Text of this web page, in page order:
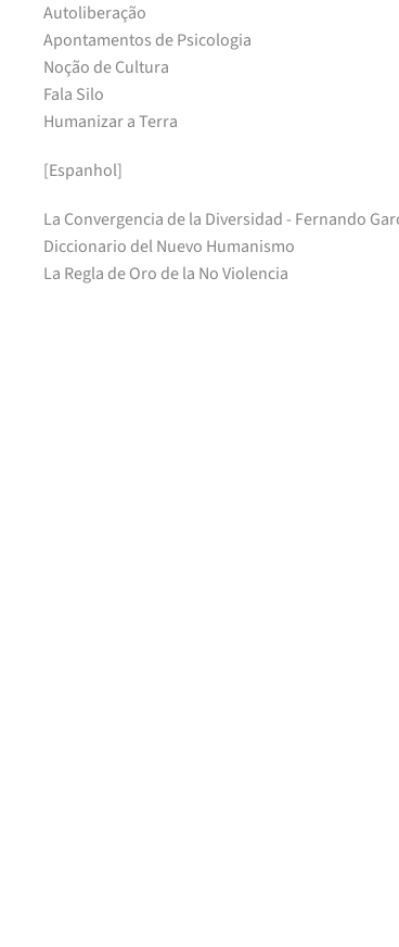
Autoliberação
Apontamentos de Psicologia
Noção de Cultura
Fala Silo
Humanizar a Terra
[Espanhol]
La Convergencia de la Diversidad - Fernando
Diccionario del Nuevo Humanismo
La Regla de Oro de la No Violencia